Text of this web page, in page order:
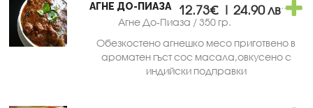
АГНЕ ДО-ПИАЗА
Агне До-Пиаза / 350 гр.
12.73€ | 24.90 лв
Обезкостено агнешко месо приготвено в
ароматен гъст сос масала,овкусено с
индийски подправки